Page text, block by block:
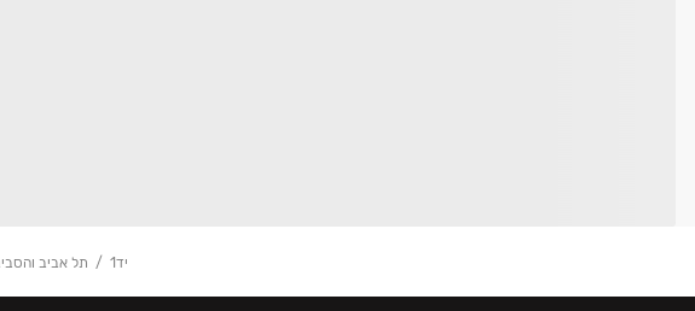
יד1 תל אביב